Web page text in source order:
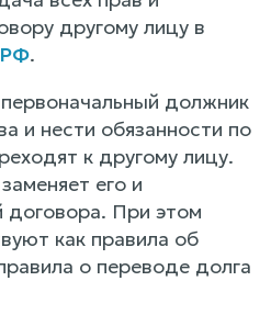
другому лицу в
РФ.
должник
и нести обязанности по
к другому лицу.
его и
договора. При этом
как правила об
о переводе долга